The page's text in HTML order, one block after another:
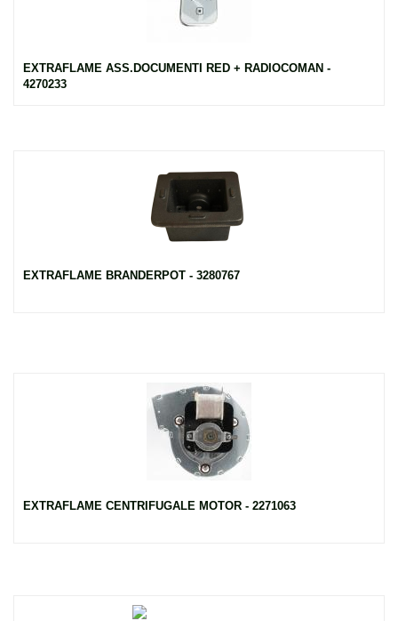
EXTRAFLAME ASS.DOCUMENTI RED + RADIOCOMAN -
4270233
EXTRAFLAME BRANDERPOT - 3280767
EXTRAFLAME CENTRIFUGALE MOTOR - 2271063